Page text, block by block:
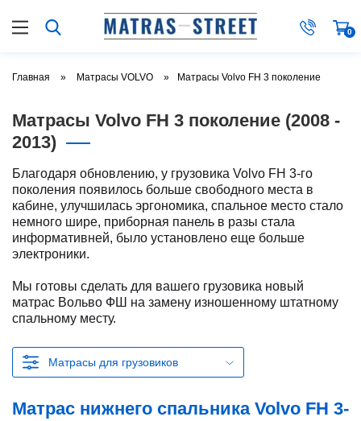
0
Главная Матрасы VOLVO Матрасы Volvo FH 3 поколение
Матрасы Volvo FH 3 поколение (2008 -
2013)
Благодаря обновлению, у грузовика Volvo FH 3-го
поколения появилось больше свободного места в
кабине, улучшилась эргономика, спальное место стало
немного шире, приборная панель в разы стала
информативней, было установлено еще больше
электроники.
Мы готовы сделать для вашего грузовика новый
матрас Вольво ФШ на замену изношенному штатному
спальному месту.
Матрасы для грузовиков
Матрас нижнего спальника Volvo FH 3-